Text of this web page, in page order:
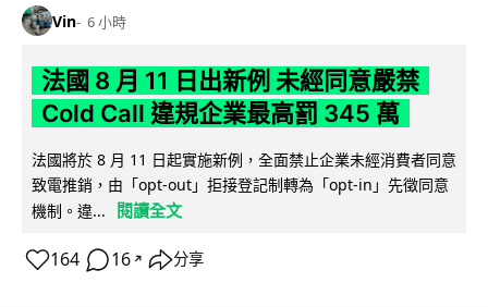
Vin 6 小時
法國 8 月 11 日出新例 未經同意嚴禁
Cold Call 違規企業最高罰 345 萬
法國將於 8 月 11 日起實施新例，全面禁止企業未經消費者同意
致電推銷，由「opt-out」拒接登記制轉為「opt-in」先徵同意
機制。違...
閱讀全文
164 16 ↗ 分享